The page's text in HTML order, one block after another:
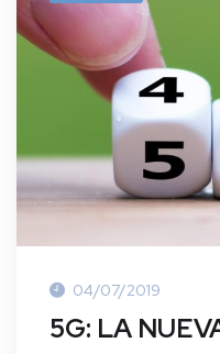
04/07/2019
5G: LA